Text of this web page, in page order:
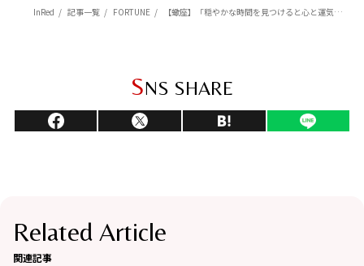
InRed 記事一覧 FORTUNE 【蠍座】「穏やかな時間を見つけると心と運気が整う」杉浦エイトの幸運を呼ぶ12星座占い（6/5～7/6）
SNS SHARE
Related Article
関連記事